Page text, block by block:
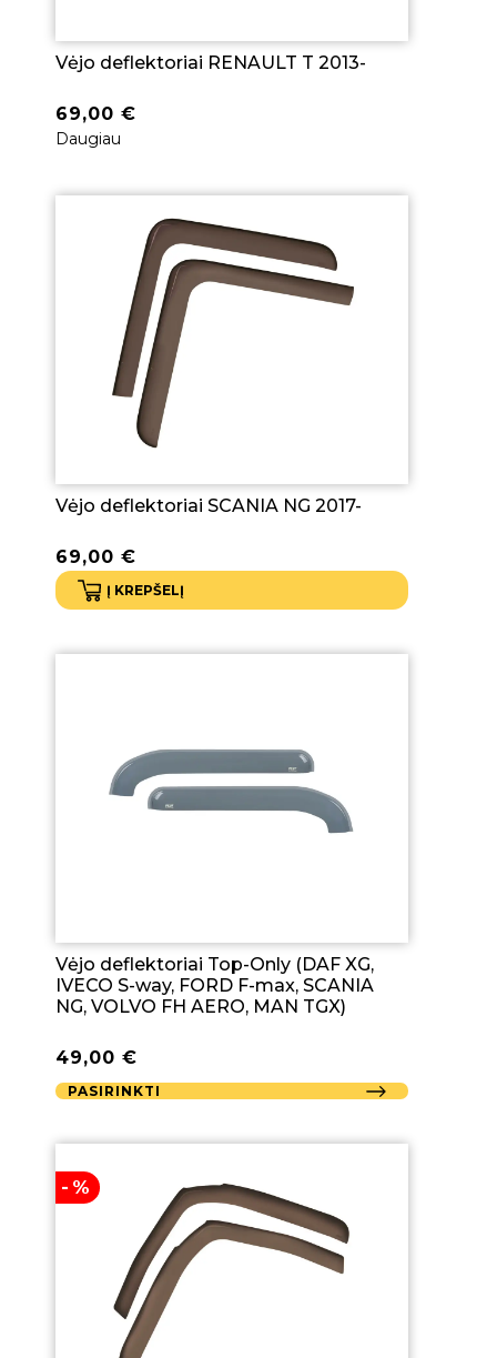
Vėjo deflektoriai RENAULT T 2013-
69,00 €
Daugiau
Vėjo deflektoriai SCANIA NG 2017-
69,00 €
Į KREPŠELĮ
Vėjo deflektoriai Top-Only (DAF XG,
IVECO S-way, FORD F-max, SCANIA
NG, VOLVO FH AERO, MAN TGX)
49,00 €
PASIRINKTI
-%